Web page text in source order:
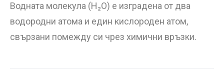
Водната молекула (H₂O) е изградена от два
водородни атома и един кислороден атом,
свързани помежду си чрез химични връзки.